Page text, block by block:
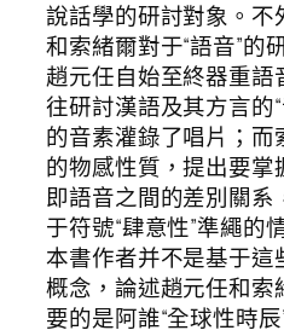
說話學的研討對象。不
和索緒爾對于“語音”的
趙元任自始至終器重語
往研討漢語及其方言的
的音素灌錄了唱片；
的物感性質，提出要掌
即語音之間的差別關
于符號“肆意性”準繩的
本書作者并不是基于這
概念，論述趙元任和索
要的是阿誰“全球性時